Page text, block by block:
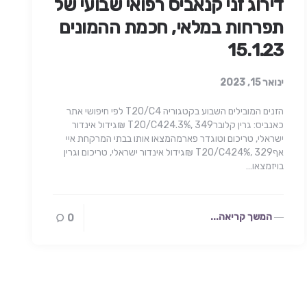
דירוג זני קנאביס רפואי שבועי של
תפרחות במלאי, חכמת ההמונים
15.1.23
ינואר 15, 2023
הזנים המובילים השבוע בקטגוריה T20/C4 לפי חיפושי אתר
כאנביס: גרין קלוברT20/C424.3%, 349 ₪גידול אינדור
ישראלי, טריכום וטוגדר פארמהמצאו אותו בבתי המרקחת איי
אףT20/C424%, 329 ₪גידול אינדור ישראלי, טריכום וגרין
בויזמצאו…
המשך קריאה... 0